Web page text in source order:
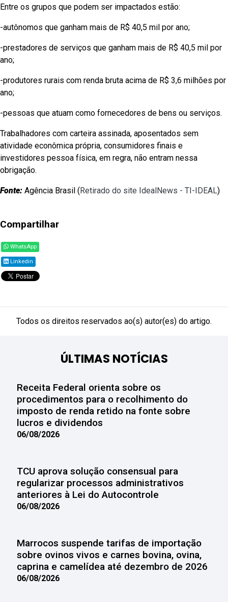
Entre os grupos que podem ser impactados estão:
-autônomos que ganham mais de R$ 40,5 mil por ano;
-prestadores de serviços que ganham mais de R$ 40,5 mil por
ano;
-produtores rurais com renda bruta acima de R$ 3,6 milhões por
ano;
-pessoas que atuam como fornecedores de bens ou serviços.
Trabalhadores com carteira assinada, aposentados sem
atividade econômica própria, consumidores finais e
investidores pessoa física, em regra, não entram nessa
obrigação.
Fonte: Agência Brasil (Retirado do site IdealNews - TI-IDEAL)
Compartilhar
WhatsApp
Linkedin
Todos os direitos reservados ao(s) autor(es) do artigo.
ÚLTIMAS NOTÍCIAS
Receita Federal orienta sobre os
procedimentos para o recolhimento do
imposto de renda retido na fonte sobre
lucros e dividendos
06/08/2026
TCU aprova solução consensual para
regularizar processos administrativos
anteriores à Lei do Autocontrole
06/08/2026
Marrocos suspende tarifas de importação
sobre ovinos vivos e carnes bovina, ovina,
caprina e camelídea até dezembro de 2026
06/08/2026